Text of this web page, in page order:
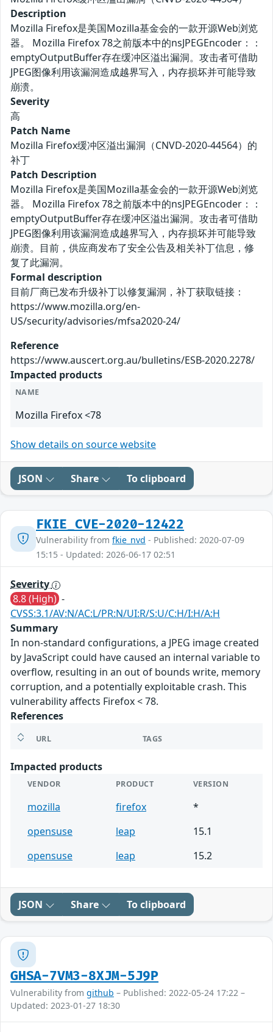
Description
Mozilla Firefox是美国Mozilla基金会的一款开源Web浏览
器。 Mozilla Firefox 78之前版本中的nsJPEGEncoder：：
emptyOutputBuffer存在缓冲区溢出漏洞。攻击者可借助
JPEG图像利用该漏洞造成越界写入，内存损坏并可能导致
崩溃。
Severity
高
Patch Name
Mozilla Firefox缓冲区溢出漏洞（CNVD-2020-44564）的
补丁
Patch Description
Mozilla Firefox是美国Mozilla基金会的一款开源Web浏览
器。 Mozilla Firefox 78之前版本中的nsJPEGEncoder：：
emptyOutputBuffer存在缓冲区溢出漏洞。攻击者可借助
JPEG图像利用该漏洞造成越界写入，内存损坏并可能导致
崩溃。目前，供应商发布了安全公告及相关补丁信息，修
复了此漏洞。
Formal description
目前厂商已发布升级补丁以修复漏洞，补丁获取链接：
https://www.mozilla.org/en-
US/security/advisories/mfsa2020-24/
Reference
https://www.auscert.org.au/bulletins/ESB-2020.2278/
Impacted products
NAME
Mozilla Firefox <78
Show details on source website
JSON Share To clipboard
FKIE_CVE-2020-12422
Vulnerability from fkie_nvd - Published: 2020-07-09
15:15 - Updated: 2026-06-17 02:51
Severity
8.8 (High) -
CVSS:3.1/AV:N/AC:L/PR:N/UI:R/S:U/C:H/I:H/A:H
Summary
In non-standard configurations, a JPEG image created
by JavaScript could have caused an internal variable to
overflow, resulting in an out of bounds write, memory
corruption, and a potentially exploitable crash. This
vulnerability affects Firefox < 78.
References
URL TAGS
Impacted products
VENDOR PRODUCT VERSION
mozilla firefox
*
opensuse
leap
15.1
opensuse
leap 15.2
JSON Share To clipboard
GHSA-7VM3-8XJM-5J9P
Vulnerability from github – Published: 2022-05-24 17:22 –
Updated: 2023-01-27 18:30